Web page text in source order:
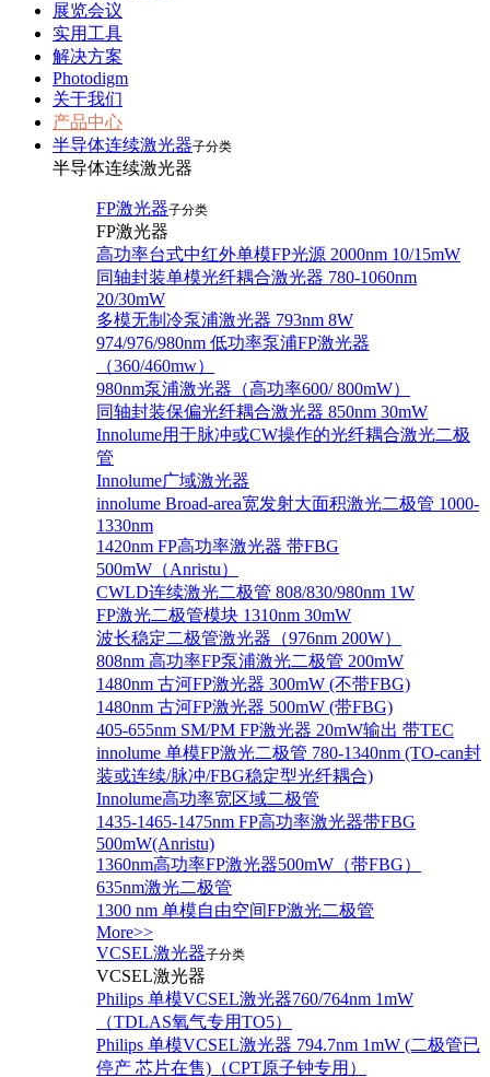
展览会议
实用工具
解决方案
Photodigm
关于我们
产品中心
半导体连续激光器子分类
半导体连续激光器
FP激光器子分类
FP激光器
高功率台式中红外单模FP光源 2000nm 10/15mW
同轴封装单模光纤耦合激光器 780-1060nm
20/30mW
多模无制冷泵浦激光器 793nm 8W
974/976/980nm 低功率泵浦FP激光器
（360/460mw）
980nm泵浦激光器（高功率600/ 800mW）
同轴封装保偏光纤耦合激光器 850nm 30mW
Innolume用于脉冲或CW操作的光纤耦合激光二极
管
Innolume广域激光器
innolume Broad-area宽发射大面积激光二极管 1000-
1330nm
1420nm FP高功率激光器 带FBG
500mW（Anristu）
CWLD连续激光二极管 808/830/980nm 1W
FP激光二极管模块 1310nm 30mW
波长稳定二极管激光器（976nm 200W）
808nm 高功率FP泵浦激光二极管 200mW
1480nm 古河FP激光器 300mW (不带FBG)
1480nm 古河FP激光器 500mW (带FBG)
405-655nm SM/PM FP激光器 20mW输出 带TEC
innolume 单模FP激光二极管 780-1340nm (TO-can封
装或连续/脉冲/FBG稳定型光纤耦合)
Innolume高功率宽区域二极管
1435-1465-1475nm FP高功率激光器带FBG
500mW(Anristu)
1360nm高功率FP激光器500mW（带FBG）
635nm激光二极管
1300 nm 单模自由空间FP激光二极管
More>>
VCSEL激光器子分类
VCSEL激光器
Philips 单模VCSEL激光器760/764nm 1mW
（TDLAS氧气专用TO5）
Philips 单模VCSEL激光器 794.7nm 1mW (二极管已
停产 芯片在售)（CPT原子钟专用）